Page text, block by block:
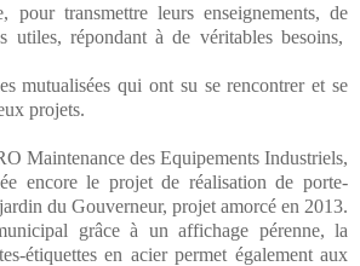
pour transmettre leurs enseignements, de
utiles, répondant à de véritables besoins,
mutualisées qui ont su se rencontrer et se
projets.
Maintenance des Equipements Industriels,
encore le projet de réalisation de porte-
du Gouverneur, projet amorcé en 2013.
grâce à un affichage pérenne, la
étiquettes en acier permet également aux